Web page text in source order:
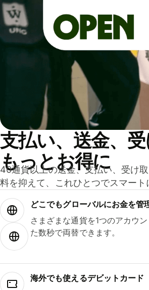
支払い、送金、
もっとお得に
40通貨以上の送金、支払い、受け
料を抑えて、これひとつでスマート
どこでもグ⁠ロ⁠ー⁠バ⁠ルにお金を管
さまざまな通貨を1つのアカウ
た数秒で両替できます。
海外でも使えるデビットカード